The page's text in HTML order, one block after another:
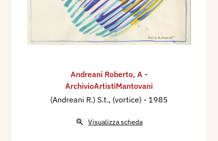
Andreani Roberto, A -
ArchivioArtistiMantovani
(Andreani R.) S.t., (vortice) - 1985
Visualizza scheda